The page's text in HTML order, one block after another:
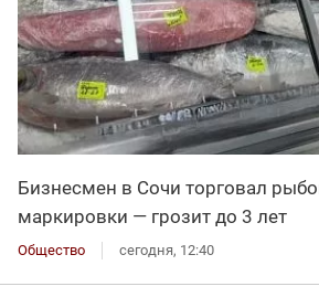
Бизнесмен в Сочи торговал
маркировки — грозит до 3 лет
Общество сегодня, 12:40